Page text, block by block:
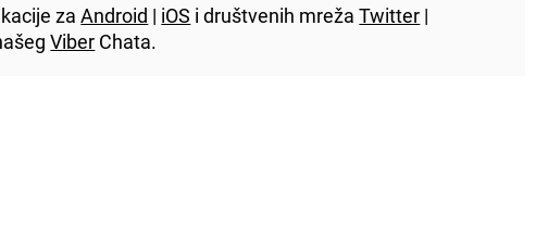
zaAndroid | iOS i društvenih mrežaTwitter |
Viber Chata.